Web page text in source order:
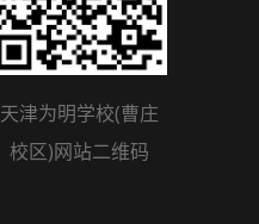
天津为明学校(曹庄
校区)网站二维码